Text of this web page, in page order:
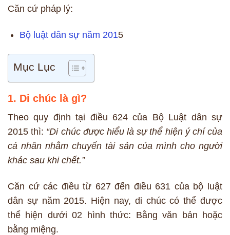
Căn cứ pháp lý:
Bộ luật dân sự năm 2015
Mục Lục
1. Di chúc là gì?
Theo quy định tại điều 624 của Bộ Luật dân sự
2015 thì: “Di chúc được hiểu là sự thể hiện ý chí của
cá nhân nhằm chuyển tài sản của mình cho người
khác sau khi chết.”
Căn cứ các điều từ 627 đến điều 631 của bộ luật
dân sự năm 2015. Hiện nay, di chúc có thể được
thể hiện dưới 02 hình thức: Bằng văn bản hoặc
bằng miệng.